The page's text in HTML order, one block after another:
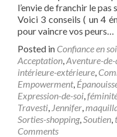
l’envie de franchir le pas
Voici 3 conseils ( un 4
pour vaincre vos peurs…
Posted in Confiance en soi
Acceptation,Aventure-de-
intérieure-extérieure,
Empowerment,
Expression-de-soi,
Travesti, Jennifer,
Sorties-shopping,Soutien,
Comments